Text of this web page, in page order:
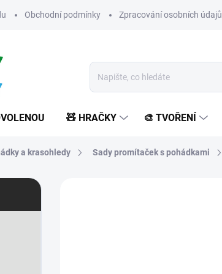
Obchodní podmínky Zpracování osobních údajů
🧸 HRAČKY 🎨 TVOŘENÍ
a krasohledy Sady promítaček s pohádkami